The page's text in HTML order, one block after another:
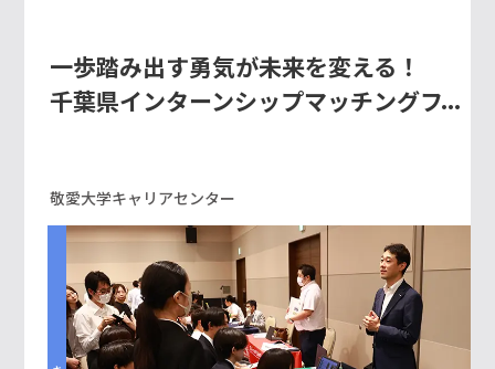
一歩踏み出す勇気が未来を変える！
千葉県インターンシップマッチングフ
敬愛大学キャリアセンター